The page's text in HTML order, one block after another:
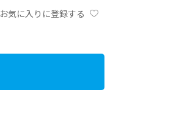
お気に入りに登録する